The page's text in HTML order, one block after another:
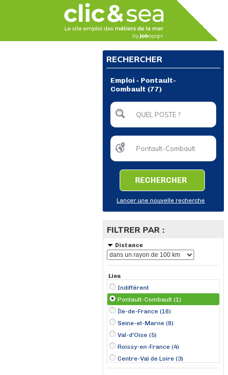
RECHERCHER
Emploi - Pontault-
Combault (77)
RECHERCHER
Lancer une nouvelle recherche
FILTRER PAR :
Distance
Lieu
Indifférent
Pontault-Combault (1)
Île-de-France (16)
Seine-et-Marne (8)
Val-d'Oise (5)
Roissy-en-France (4)
Centre-Val de Loire (3)
La Grande-Paroisse (2)